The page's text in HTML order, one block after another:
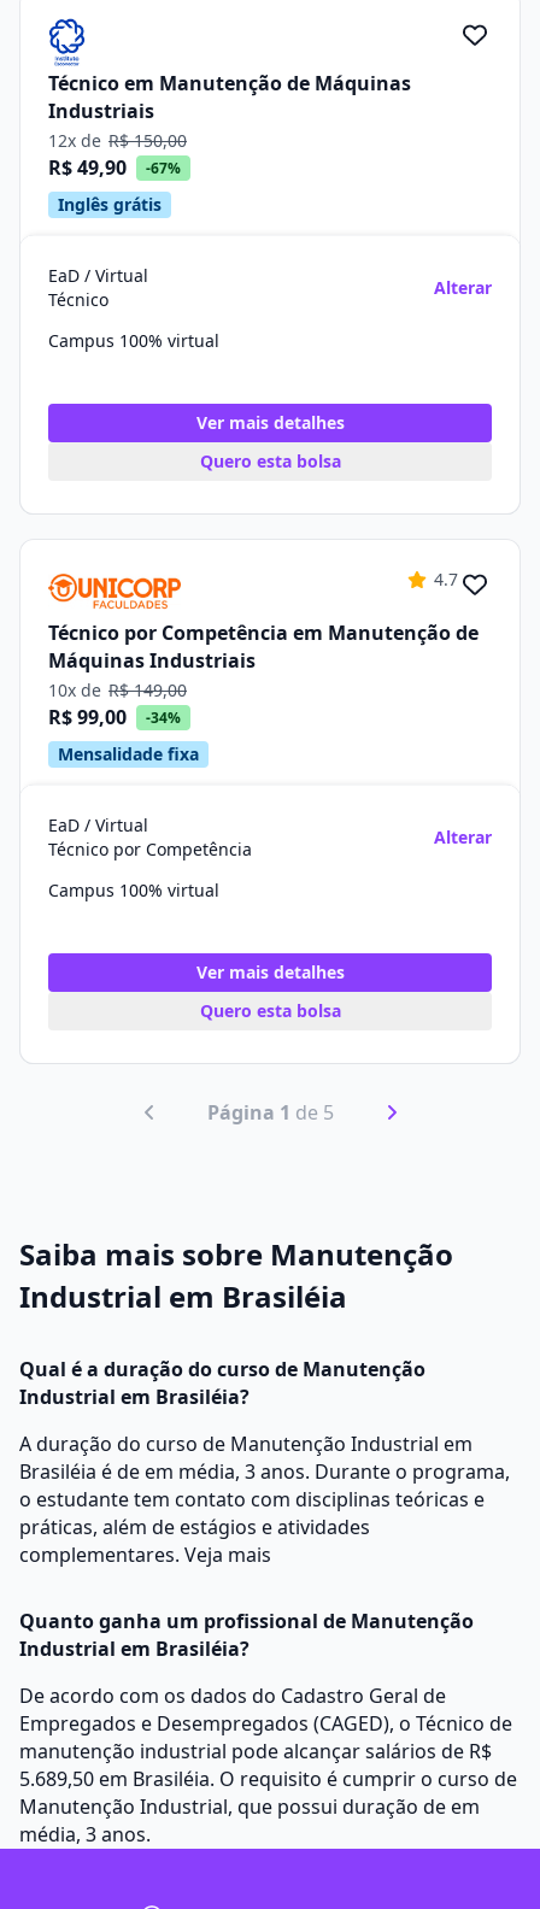
Técnico em Manutenção de Máquinas
Industriais
12x de R$ 150,00
R$ 49,90 -67%
Inglês grátis
EaD / Virtual
Técnico
Alterar
Campus 100% virtual
Ver mais detalhes
Quero esta bolsa
4.7
Técnico por Competência em Manutenção de
Máquinas Industriais
10x de R$ 149,00
R$ 99,00 -34%
Mensalidade fixa
EaD / Virtual
Técnico por Competência
Alterar
Campus 100% virtual
Ver mais detalhes
Quero esta bolsa
Página 1 de 5
Saiba mais sobre Manutenção
Industrial em Brasiléia
Qual é a duração do curso de Manutenção
Industrial em Brasiléia?
A duração do curso de Manutenção Industrial em
Brasiléia é de em média, 3 anos. Durante o programa,
o estudante tem contato com disciplinas teóricas e
práticas, além de estágios e atividades
complementares. Veja mais
Quanto ganha um profissional de Manutenção
Industrial em Brasiléia?
De acordo com os dados do Cadastro Geral de
Empregados e Desempregados (CAGED), o Técnico de
manutenção industrial pode alcançar salários de R$
5.689,50 em Brasiléia. O requisito é cumprir o curso de
Manutenção Industrial, que possui duração de em
média, 3 anos.